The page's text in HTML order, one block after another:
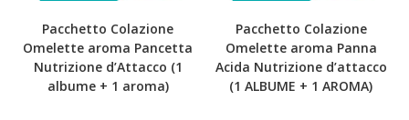
Pacchetto Colazione
Omelette aroma Pancetta
Nutrizione d’Attacco (1
albume + 1 aroma)
Pacchetto Colazione
Omelette aroma Panna
Acida Nutrizione d’attacco
(1 ALBUME + 1 AROMA)